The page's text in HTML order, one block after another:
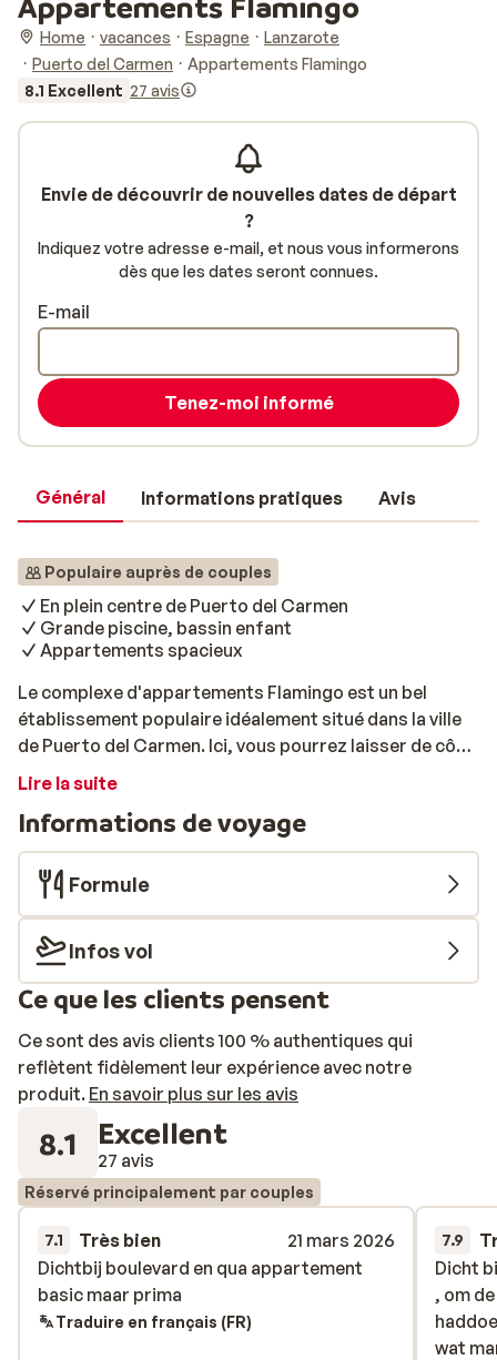
Home vacances Espagne
Lanzarote
Puerto del Carmen
Appartements Flamingo
8.1 Excellent 27 avis
Général Informations pratiques Avis
Populaire auprès de couples
En plein centre de Puerto del Carmen
Grande piscine, bassin enfant
Appartements spacieux
Le complexe d'appartements Flamingo est un bel
établissement populaire idéalement situé dans la ville
de Puerto del Carmen. Ici, vous pourrez laisser de côté
les soucis du quotidien et faire place au farniente!
pleinement vous détendre aux appartements Fayna. De
plus, si vous souhaitez faire du shopping ou vous
retrouver en famille ou entre amis au restaurant, vous
pourrez rejoindre le centre-ville, situé à proximité. Tout
au long de votre séjour, vous pourrez vous prélasser
dans l'agréable piscine extérieure, tandis que les petits
vacanciers barboteront dans le petit bassin. Bon
séjour!
Lire la suite
Informations de voyage
Formule
Infos vol
Ce que les clients pensent
Ce sont des avis clients 100 % authentiques qui
reflètent fidèlement leur expérience avec notre
produit. En savoir plus sur les avis
8.1 Excellent
27 avis
Réservé principalement par couples
7.1 Très bien
21 mars 2026
Dichtbij boulevard en qua appartement
basic maar prima
Dichtbij boulevard en qua appartement
basic maar prima
Traduire en français (FR)
7.9
Dicht
, om
wat
Dicht
, om
wat
Envie de découvrir de nouvelles dates de départ
?
Indiquez votre adresse e-mail, et nous vous informerons
dès que les dates seront connues.
E-mail
Tenez-moi informé